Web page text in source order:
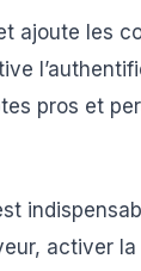
ajoute les
pros et
activer la